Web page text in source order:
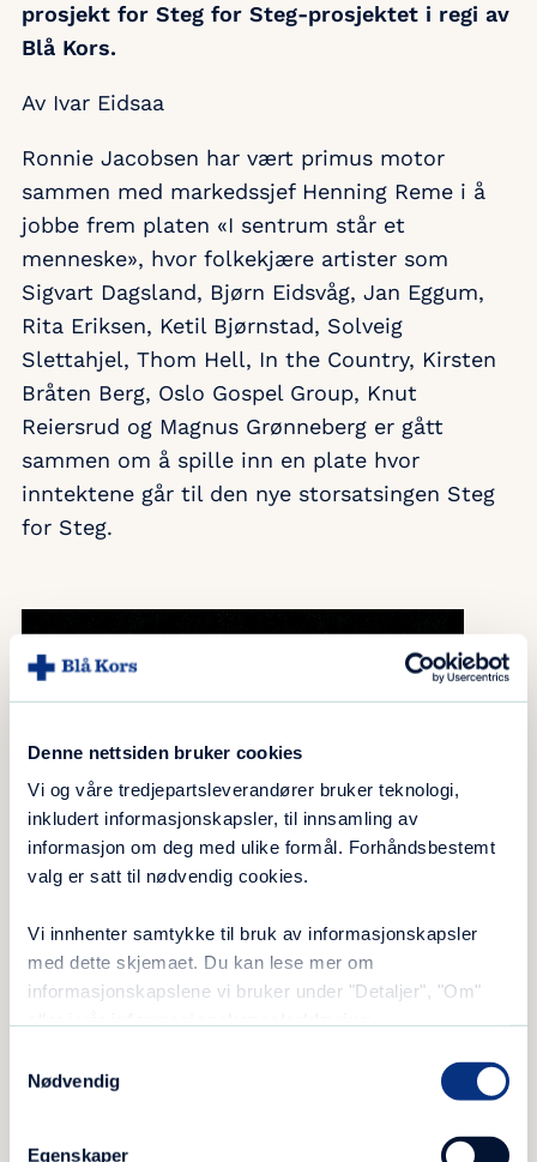
Denne nettsiden bruker cookies
Vi og våre tredjepartsleverandører bruker teknologi,
inkludert informasjonskapsler, til innsamling av
informasjon om deg med ulike formål. Forhåndsbestemt
valg er satt til nødvendig cookies.
Vi innhenter samtykke til bruk av informasjonskapsler
med dette skjemaet. Du kan lese mer om
informasjonskapslene vi bruker under "Detaljer", "Om"
Nødvendig
Egenskaper
prosjekt for Steg for Steg-prosjektet i regi av
Blå Kors.
Av Ivar Eidsaa
Ronnie Jacobsen har vært primus motor
sammen med markedssjef Henning Reme i å
jobbe frem platen «I sentrum står et
menneske», hvor folkekjære artister som
Sigvart Dagsland, Bjørn Eidsvåg, Jan Eggum,
Rita Eriksen, Ketil Bjørnstad, Solveig
Slettahjel, Thom Hell, In the Country, Kirsten
Bråten Berg, Oslo Gospel Group, Knut
Reiersrud og Magnus Grønneberg er gått
sammen om å spille inn en plate hvor
inntektene går til den nye storsatsingen Steg
for Steg.
–
Et kjempeprodukt
ett års arbeid. Vi sitter tilbake med et